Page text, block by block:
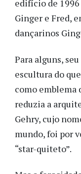
edifício de 1996
Ginger e Fred,
dançarinos
Para alguns,
escultura do
como emblema
reduzia a
Gehry, cujo
mundo, foi por
“star-quiteto”.